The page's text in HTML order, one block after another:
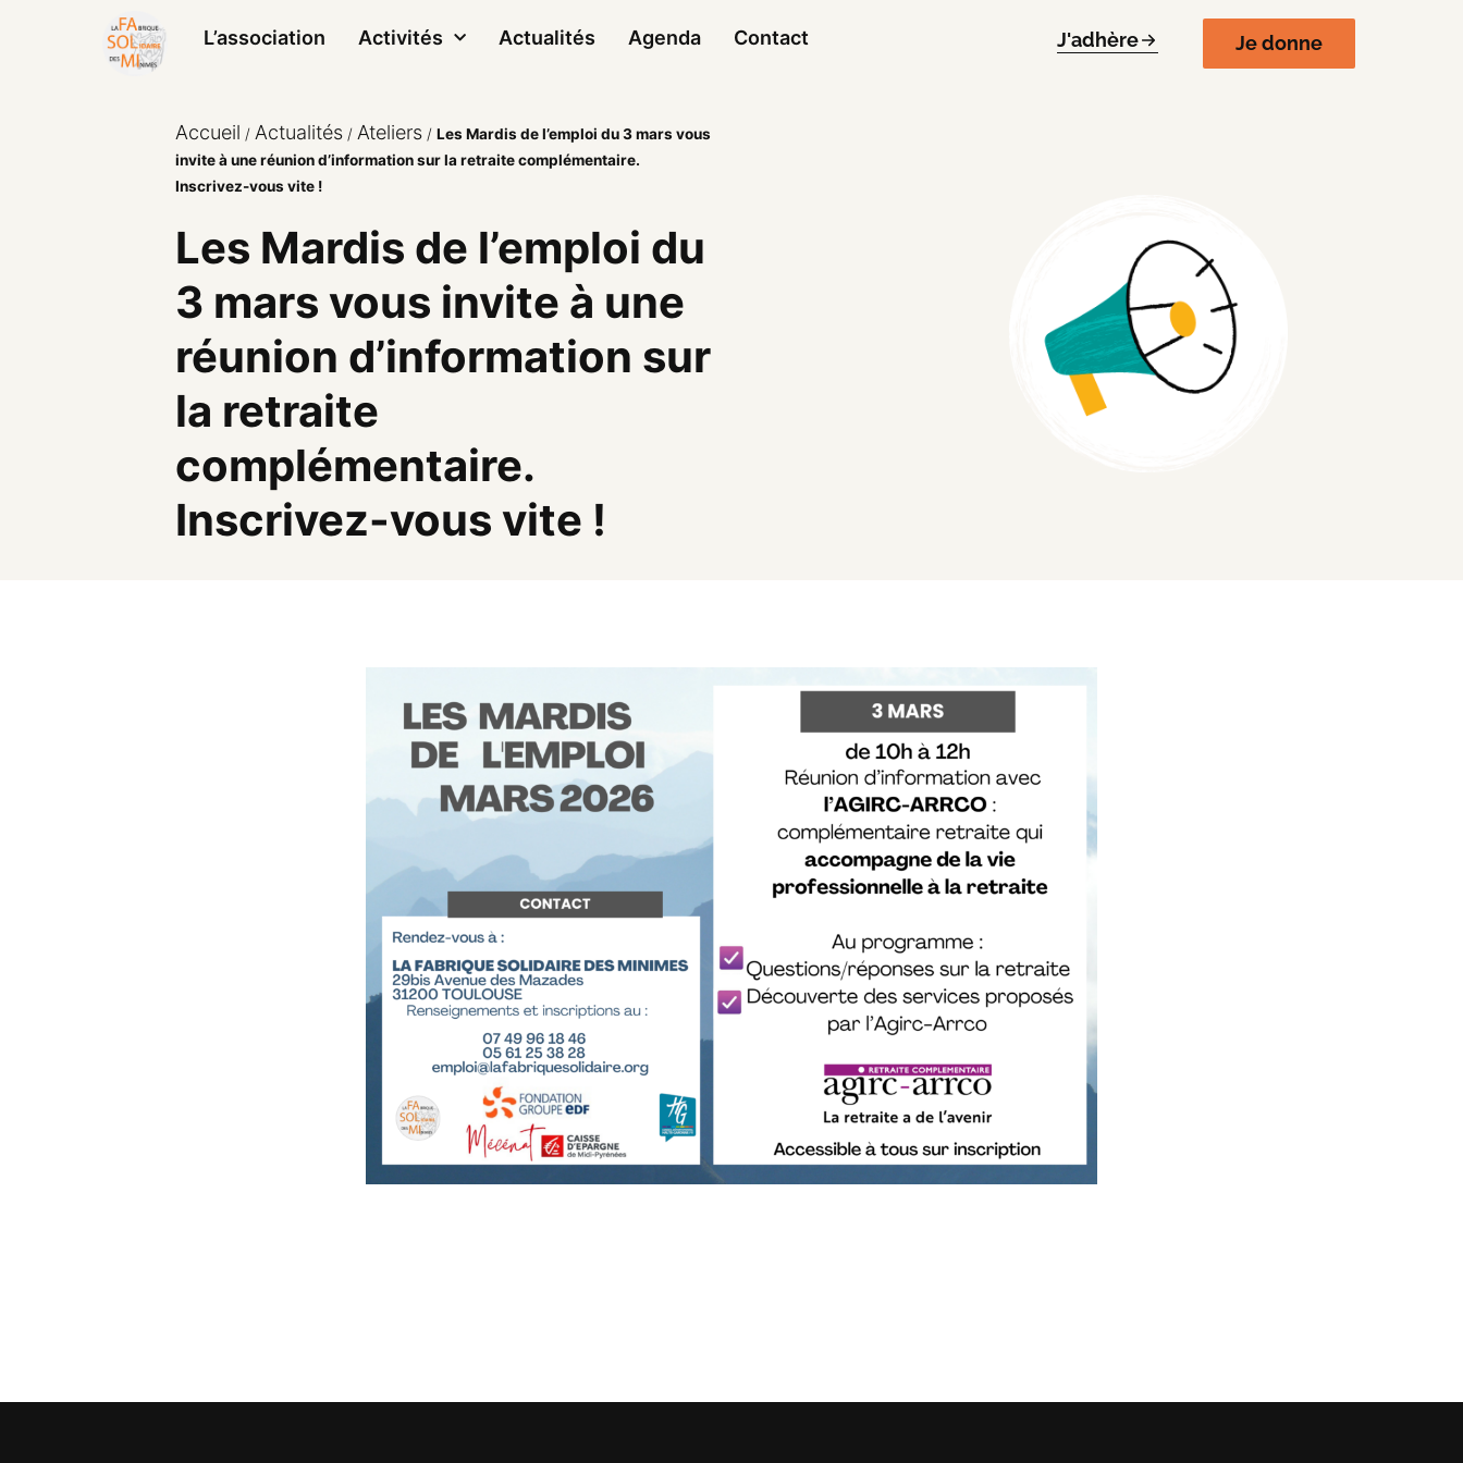
L’association Activités Actualités Agenda Contact J'adhère Je donne
Accueil / Actualités / Ateliers /Les Mardis de l’emploi du 3 mars vous
invite à une réunion d’information sur la retraite complémentaire.
Inscrivez-vous vite !
Les Mardis de l’emploi du
3 mars vous invite à une
réunion d’information sur
la retraite
complémentaire.
Inscrivez-vous vite !